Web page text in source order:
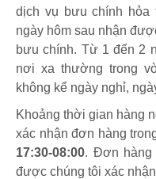
dịch vụ bưu chính hỏa
ngày hôm sau nhận
bưu chính. Từ 1 đến 2
nơi xa thường trong
không kể ngày nghỉ,
Khoảng thời gian hàng
xác nhận đơn hàng
17:30-08:00. Đơn hàng
được chúng tôi xác